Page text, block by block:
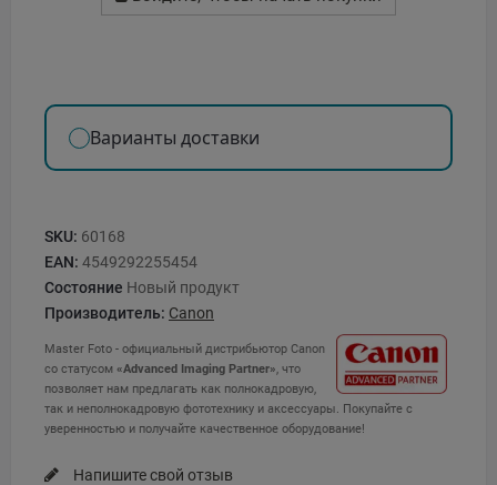
Варианты доставки
SKU: 60168
EAN: 4549292255454
Состояние Новый продукт
Производитель: Canon
Master Foto - официальный дистрибьютор Canon
со статусом «Advanced Imaging Partner», что
позволяет нам предлагать как полнокадровую,
так и неполнокадровую фототехнику и аксессуары. Покупайте с
уверенностью и получайте качественное оборудование!
Напишите свой отзыв